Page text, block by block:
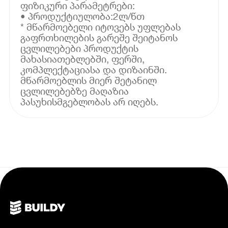
ფიზიკური პარამეტრები:
• პროდუქტიულობა:2ლ/წთ
* მწარმოებელი იტოვებს უფლებას
გაფრთხილების გარეშე შეიტანოს
ცვლილებები პროდუქტის
მახასიათებლებში, ფერში,
კომპლექტაციასა და დიზაინში.
მწარმოებლის მიერ შეტანილ
ცვლილებებზე მაღაზია
პასუხისმგებლობას არ იღებს.